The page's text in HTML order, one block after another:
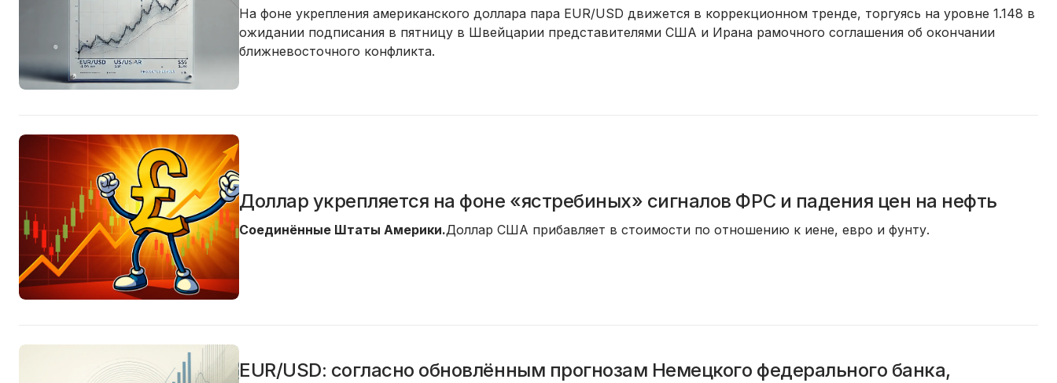
На фоне укрепления американского доллара пара EUR/USD движется в коррекционном тренде, торгуясь на уровне 1.148 в
ожидании подписания в пятницу в Швейцарии представителями США и Ирана рамочного соглашения об окончании
ближневосточного конфликта.
Доллар укрепляется на фоне «ястребиных» сигналов ФРС и падения цен на нефть
Соединённые Штаты Америки.Доллар США прибавляет в стоимости по отношению к иене, евро и фунту.
EUR/USD: согласно обновлённым прогнозам Немецкого федерального банка,